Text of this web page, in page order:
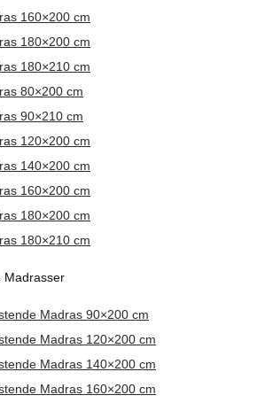
160×200 cm
180×200 cm
180×210 cm
80×200 cm
90×210 cm
120×200 cm
140×200 cm
160×200 cm
180×200 cm
180×210 cm
Madrasser
Madras 90×200 cm
Madras 120×200 cm
Madras 140×200 cm
Madras 160×200 cm